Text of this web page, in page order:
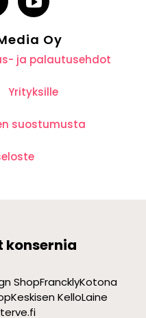
Oy
ja palautusehdot
Yrityksille
suostumusta
konsernia
ShopFrancklyKotona
Keskisen KelloLaine
terve.fi